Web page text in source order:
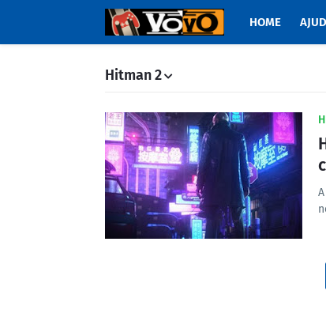
HOME
Hitman 2